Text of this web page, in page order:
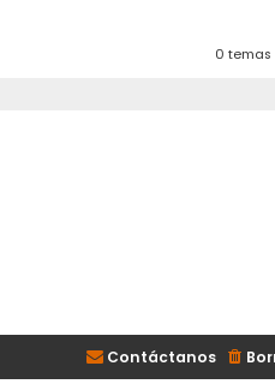
0 temas
Contáctanos